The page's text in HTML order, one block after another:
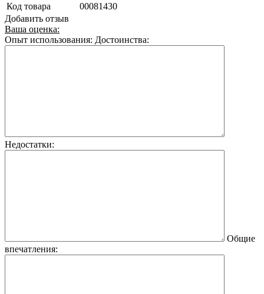
Код товара
00081430
Добавить отзыв
Ваша оценка:
Опыт использования: Достоинства:
Недостатки:
Общие
впечатления: